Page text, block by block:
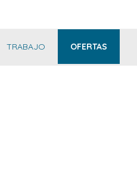
TRABAJO OFERTAS